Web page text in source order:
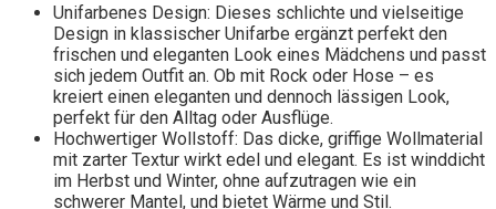
Unifarbenes Design: Dieses schlichte und vielseitige
Design in klassischer Unifarbe ergänzt perfekt den
frischen und eleganten Look eines Mädchens und passt
sich jedem Outfit an. Ob mit Rock oder Hose – es
kreiert einen eleganten und dennoch lässigen Look,
perfekt für den Alltag oder Ausflüge.
Hochwertiger Wollstoff: Das dicke, griffige Wollmaterial
mit zarter Textur wirkt edel und elegant. Es ist winddicht
im Herbst und Winter, ohne aufzutragen wie ein
schwerer Mantel, und bietet Wärme und Stil.